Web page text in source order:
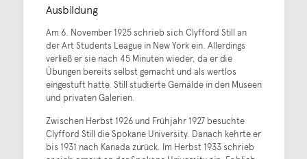
Ausbildung
Am 6. November 1925 schrieb sich Clyfford Still an
der Art Students League in New York ein. Allerdings
verließ er sie nach 45 Minuten wieder, da er die
Übungen bereits selbst gemacht und als wertlos
eingestuft hatte. Still studierte Gemälde in den Museen
und privaten Galerien.
Zwischen Herbst 1926 und Frühjahr 1927 besuchte
Clyfford Still die Spokane University. Danach kehrte er
bis 1931 nach Kanada zurück. Im Herbst 1933 schrieb